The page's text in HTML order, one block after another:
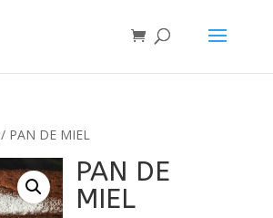
/ PAN DE MIEL
PAN DE
MIEL